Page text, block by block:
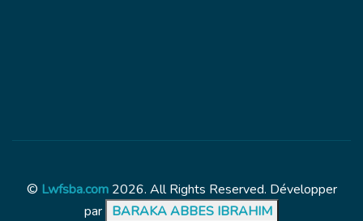
© Lwfsba.com 2026. All Rights Reserved. Développer
par BARAKA ABBES IBRAHIM